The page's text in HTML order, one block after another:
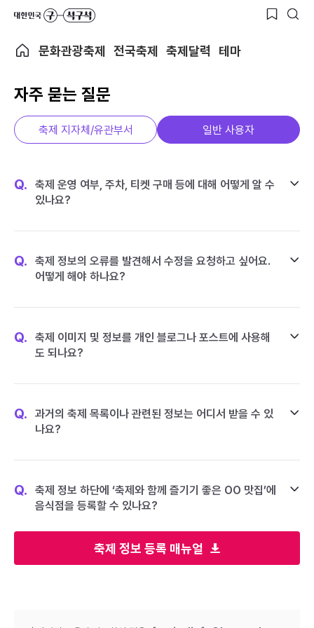
문화관광축제 전국축제 축제달력 테마
자주 묻는 질문
축제 정보 등록 매뉴얼
축제 지자체/유관부서 일반 사용자
Q.
축제 운영 여부, 주차, 티켓 구매 등에 대해 어떻게 알 수
있나요?
Q.
축제 정보의 오류를 발견해서 수정을 요청하고 싶어요.
어떻게 해야 하나요?
Q.
축제 이미지 및 정보를 개인 블로그나 포스트에 사용해
도 되나요?
Q.
과거의 축제 목록이나 관련된 정보는 어디서 받을 수 있
나요?
Q.
축제 정보 하단에 ‘축제와 함께 즐기기 좋은 OO 맛집’에
음식점을 등록할 수 있나요?